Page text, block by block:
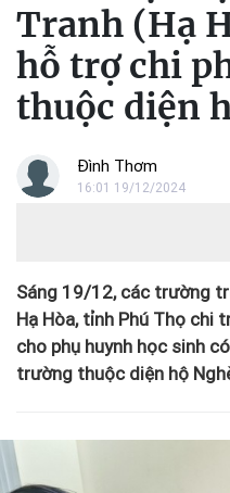
Tranh (Hạ
hỗ trợ chi
thuộc diện
Đình Thơm
16:01 19/12/2024
Sáng 19/12, các trường
Hạ Hòa, tỉnh Phú Thọ chi
cho phụ huynh học sinh
trường thuộc diện hộ